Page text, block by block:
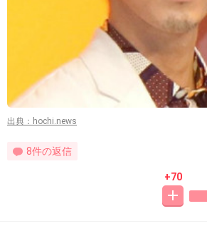
出典：hochi.news
8件の返信
+70